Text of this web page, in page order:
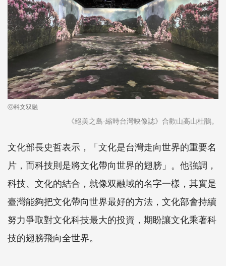
ⓒ科文双融
《絕美之島-縮時台灣映像誌》合歡山高山杜鵑。
文化部長史哲表示，「文化是台灣走向世界的重要名
片，而科技則是將文化帶向世界的翅膀」。他強調，
科技、文化的結合，就像双融域的名字一樣，其實是
臺灣能夠把文化帶向世界最好的方法，文化部會持續
努力爭取對文化科技最大的投資，期盼讓文化乘著科
技的翅膀飛向全世界。